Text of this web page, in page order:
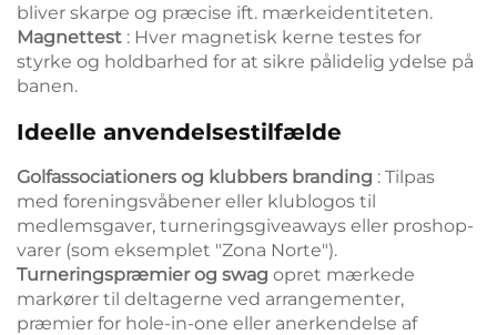
bliver skarpe og præcise ift. mærkeidentiteten.
Magnettest : Hver magnetisk kerne testes for
styrke og holdbarhed for at sikre pålidelig ydelse på
banen.
Ideelle anvendelsestilfælde
Golfassociationers og klubbers branding : Tilpas
med foreningsvåbener eller klublogos til
medlemsgaver, turneringsgiveaways eller proshop-
varer (som eksemplet "Zona Norte").
Turneringspræmier og swag opret mærkede
markører til deltagerne ved arrangementer,
præmier for hole-in-one eller anerkendelse af